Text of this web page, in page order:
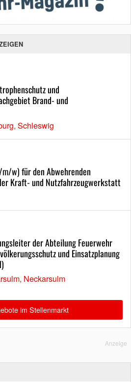
und
Brand- und
Schleswig
w) für den Abwehrenden
Kraft- und Nutzfahrzeugwerkstatt
der Abteilung Feuerwehr
und Einsatzplanung
Neckarsulm
im Stellenmarkt
Anzeige